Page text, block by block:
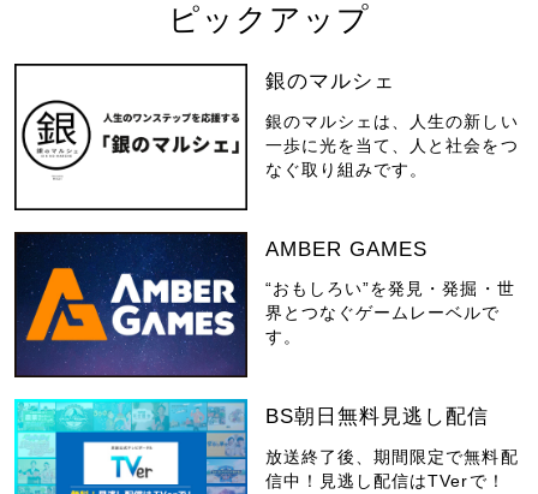
ピックアップ
銀のマルシェ
銀のマルシェは、人生の新しい
一歩に光を当て、人と社会をつ
なぐ取り組みです。
AMBER GAMES
“おもしろい”を発見・発掘・世
界とつなぐゲームレーベルで
す。
BS朝日無料見逃し配信
放送終了後、期間限定で無料配
信中！見逃し配信はTVerで！